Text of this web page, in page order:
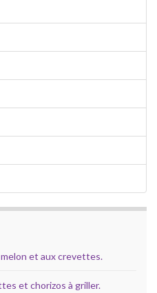
et aux crevettes.
et chorizos à griller.